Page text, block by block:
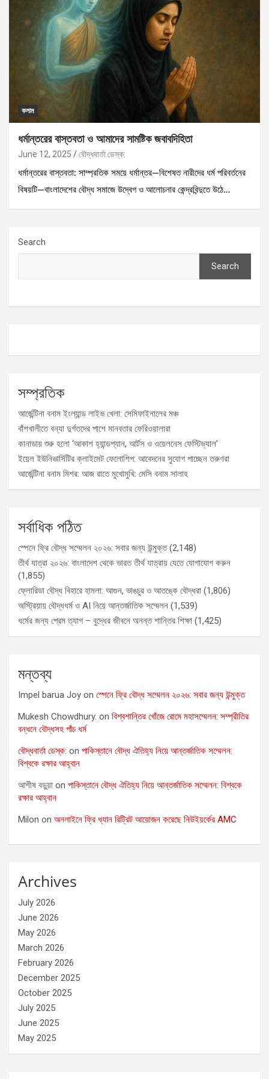
কলাম
ধর্মান্তরের বাস্তবতা ও আমাদের সামষ্টিক জবাবদিহিতা
June 12, 2025 বৌদ্ধবার্তা ডেস্ক:
ধর্মান্তরের বাস্তবতা: সাম্প্রতিক সময়ে ধর্মান্তর—বিশেষত নারীদের ধর্ম পরিবর্তনের
বিষয়টি—বাংলাদেশের বৌদ্ধ সমাজে উদ্বেগ ও আলোচনার কেন্দ্রবিন্দুতে উঠে…
Search
Search
সম্প্রতিক
আর্জেন্টিনা বনাম ইংল্যান্ড লাইভ খেলা: সেমিফাইনালের মঞ্চ
বাঁশখালীতে বন্যা দুর্গতদের পাশে মানবতার ফেরিওয়ালারা
কানাডায় শুরু হলো ‘আকাশ হ্যান্ডপ্যান, আর্টস ও ওয়েলনেস ফেস্টিভ্যাল’
ইয়েল ইউনিভার্সিটির ক্লাইমেট ফেলোশিপ: আবেদনের সুযোগ পাচ্ছেন তরুণরা
আর্জেন্টিনা বনাম মিশর: আজ রাতে মুখোমুখি: মেসি বনাম সালাহ
সর্বাধিক পঠিত
স্পেনে ফ্রি বৌদ্ধ সম্মেলন ২০২৬: সবার জন্য উন্মুক্ত (2,148)
তীর্থ যাত্রা ২০২৬: বাংলাদেশ থেকে ভারত তীর্থ যাত্রায় যেতে যোগাযোগ করুন
(1,855)
ফ্লোরিডা বৌদ্ধ বিহারে হামলা: আগুন, ভাঙচুর ও আতঙ্কে বৌদ্ধরা (1,806)
অস্ট্রিয়ায় বৌদ্ধধর্ম ও AI নিয়ে আন্তর্জাতিক সম্মেলন (1,539)
ধর্মের জন্য প্রেম ত্যাগ – বুদ্ধের জীবনে অনন্ত শান্তির শিক্ষা (1,425)
মন্তব্য
Impel barua Joy on স্পেনে ফ্রি বৌদ্ধ সম্মেলন ২০২৬: সবার জন্য উন্মুক্ত
Mukesh Chowdhury. on বিশ্বশান্তির খোঁজে রোমে মহাসম্মেলন: সম্প্রীতির
বন্ধনে বৌদ্ধসহ পাঁচ ধর্ম
বৌদ্ধবার্তা ডেস্ক: on পাকিস্তানে বৌদ্ধ ঐতিহ্য নিয়ে আন্তর্জাতিক সম্মেলন:
বিশ্বকে রক্ষার আহ্বান
আশীষ বড়ুয়া on পাকিস্তানে বৌদ্ধ ঐতিহ্য নিয়ে আন্তর্জাতিক সম্মেলন: বিশ্বকে
রক্ষার আহ্বান
Milon on অনলাইনে ফ্রি ধ্যান রিট্রিট আয়োজন করেছে নিউইয়র্কের AMC
Archives
July 2026
June 2026
May 2026
March 2026
February 2026
December 2025
October 2025
July 2025
June 2025
May 2025